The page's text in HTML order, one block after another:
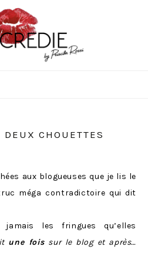
CHOUETTES
aux blogueuses que je lis le
méga contradictoire qui dit
les fringues qu’elles
une foissur le blog et après…